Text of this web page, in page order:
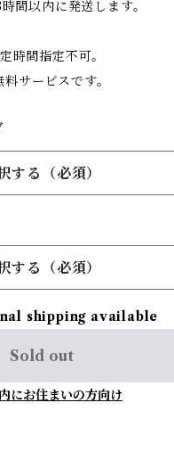
間以内に発送します。
時間指定不可。
サービスです。
する（必須）
する（必須）
shipping available
Sold out
にお住まいの方向け